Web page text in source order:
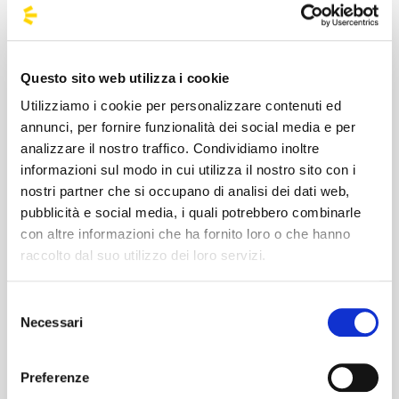
Questo sito web utilizza i cookie
Utilizziamo i cookie per personalizzare contenuti ed
annunci, per fornire funzionalità dei social media e per
analizzare il nostro traffico. Condividiamo inoltre
informazioni sul modo in cui utilizza il nostro sito con i
nostri partner che si occupano di analisi dei dati web,
pubblicità e social media, i quali potrebbero combinarle
con altre informazioni che ha fornito loro o che hanno
raccolto dal suo utilizzo dei loro servizi.
delNecessari
Preferenze
Niccolò Moriconi, in arte Ultimo, nasce a Roma il
27/01/96. Debutta nel 2017 con l'album Pianeti. Nel
2018 vince Sanremo Giovani con Il ballo delle
incertezze ed esce il secondo album Peter Pan.
Nel 2019 pubblica il terzo disco Colpa delle favole
ascoltato in Italia su Spotify e Apple Music. Nel 2021
etichetta Ultimo Records. Dopo aver collaborato
con Ed Sheeran nel brano 2step, a giugno 2022